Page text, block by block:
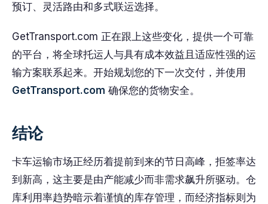
预订、灵活路由和多式联运选择。
GetTransport.com 正在跟上这些变化，提供一个可靠
的平台，将全球托运人与具有成本效益且适应性强的运
输方案联系起来。开始规划您的下一次交付，并使用
GetTransport.com 确保您的货物安全。
结论
卡车运输市场正经历着提前到来的节日高峰，拒签率达
到新高，这主要是由产能减少而非需求飙升所驱动。仓
库利用率趋势暗示着谨慎的库存管理，而经济指标则为